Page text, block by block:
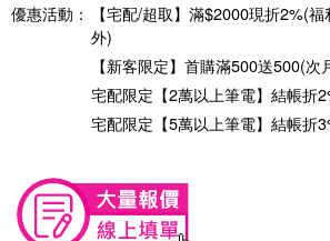
優惠活動：
【宅配/超取】滿$2000現折2%(
外)
【新客限定】首購滿500送500(次
宅配限定【2萬以上筆電】結帳折
宅配限定【5萬以上筆電】結帳折